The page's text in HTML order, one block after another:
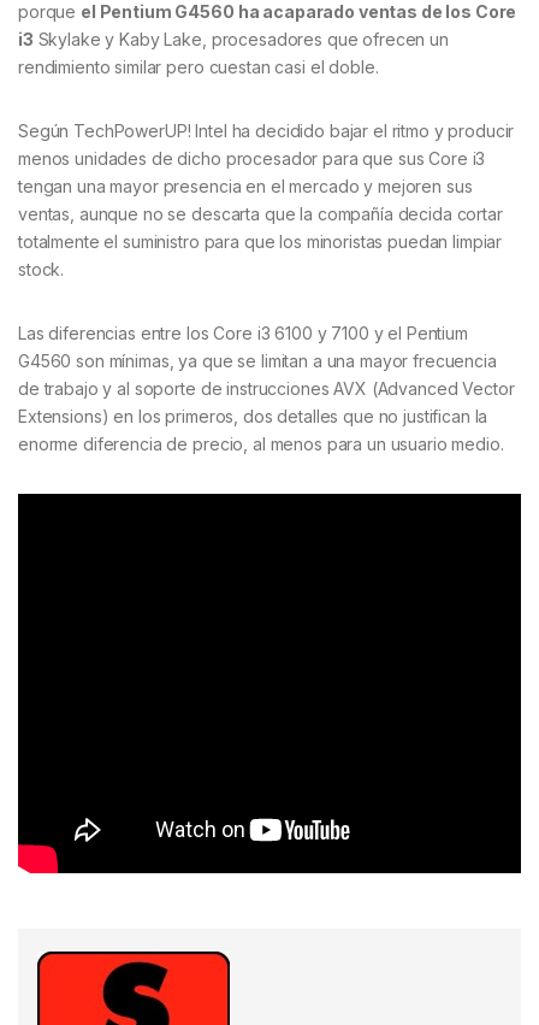
porque el Pentium G4560 ha acaparado ventas de los Core
i3 Skylake y Kaby Lake, procesadores que ofrecen un
rendimiento similar pero cuestan casi el doble.
Según TechPowerUP! Intel ha decidido bajar el ritmo y producir
menos unidades de dicho procesador para que sus Core i3
tengan una mayor presencia en el mercado y mejoren sus
ventas, aunque no se descarta que la compañía decida cortar
totalmente el suministro para que los minoristas puedan limpiar
stock.
Las diferencias entre los Core i3 6100 y 7100 y el Pentium
G4560 son mínimas, ya que se limitan a una mayor frecuencia
de trabajo y al soporte de instrucciones AVX (Advanced Vector
Extensions) en los primeros, dos detalles que no justifican la
enorme diferencia de precio, al menos para un usuario medio.